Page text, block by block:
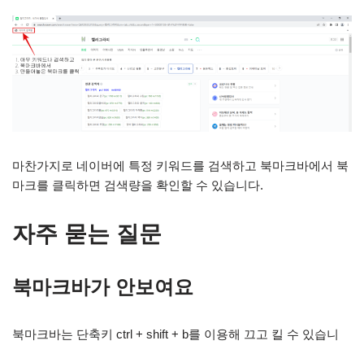
마찬가지로 네이버에 특정 키워드를 검색하고 북마크바에서 북
마크를 클릭하면 검색량을 확인할 수 있습니다.
자주 묻는 질문
북마크바가 안보여요
북마크바는 단축키 ctrl + shift + b를 이용해 끄고 킬 수 있습니